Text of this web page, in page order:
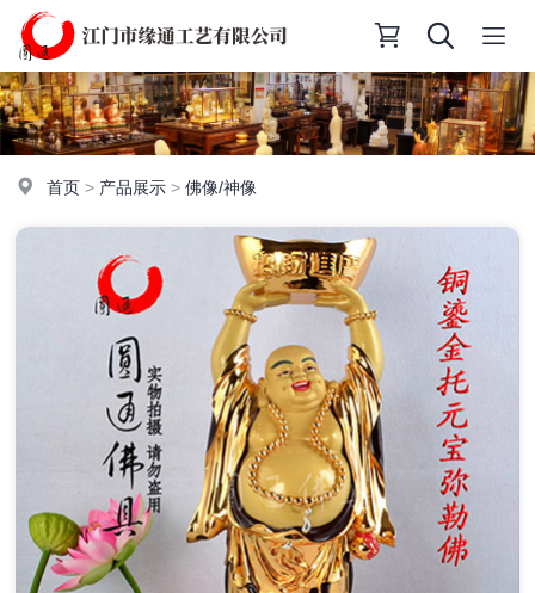
首页 > 产品展示 >佛像/神像